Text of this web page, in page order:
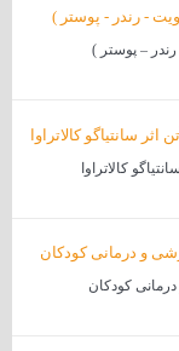
– پوستر )
کالاتراوا
کودکان